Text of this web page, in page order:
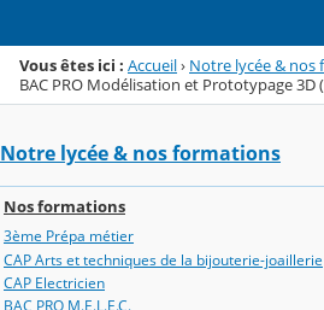
Vous êtes ici : Accueil› Notre lycée & nos
BAC PRO Modélisation et Prototypage 3D
Notre lycée & nos formations
Nos formations
3ème Prépa métier
CAP Arts et techniques de la bijouterie-joaillerie
CAP Electricien
BAC PRO M.E.L.E.C.